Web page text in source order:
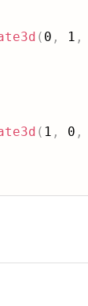
( 0 , 1 ,
( 1 , 0 ,